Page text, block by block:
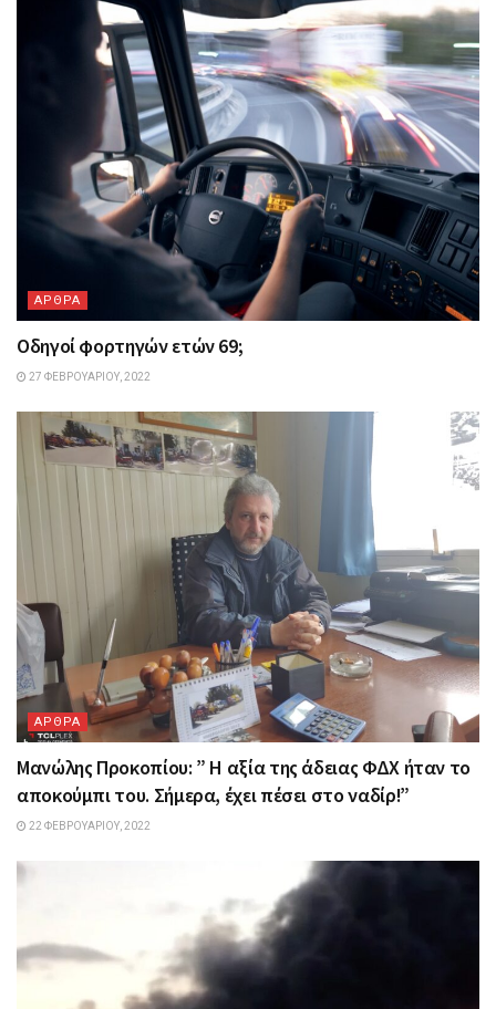
ΑΡΘΡΑ
Οδηγοί φορτηγών ετών 69;
27 ΦΕΒΡΟΥΑΡΊΟΥ, 2022
ΑΡΘΡΑ
Μανώλης Προκοπίου: ” H αξία της άδειας ΦΔΧ ήταν το
αποκούμπι του. Σήμερα, έχει πέσει στο ναδίρ!”
22 ΦΕΒΡΟΥΑΡΊΟΥ, 2022